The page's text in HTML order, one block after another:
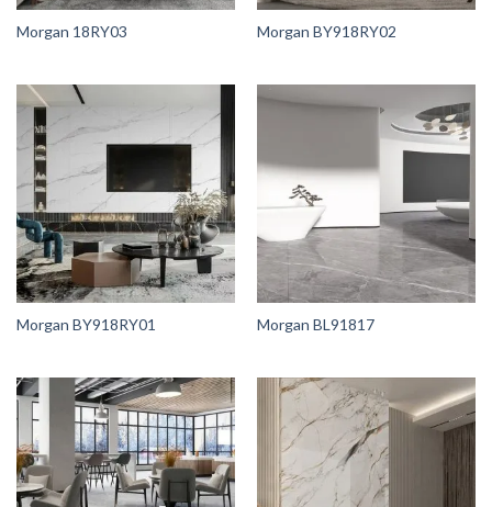
Morgan 18RY03 Morgan BY918RY02
Morgan BY918RY01 Morgan BL91817